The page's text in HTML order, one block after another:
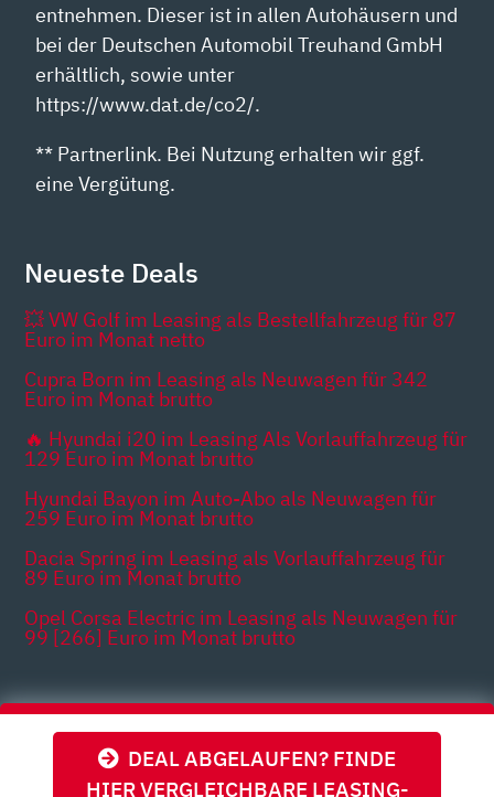
DEAL ABGELAUFEN? FINDE
HIER VERGLEICHBARE LEASING-
entnehmen. Dieser ist in allen Autohäusern und
bei der Deutschen Automobil Treuhand GmbH
erhältlich, sowie unter
https://www.dat.de/co2/.
** Partnerlink. Bei Nutzung erhalten wir ggf.
eine Vergütung.
Neueste Deals
💥 VW Golf im Leasing als Bestellfahrzeug für 87
Euro im Monat netto
Cupra Born im Leasing als Neuwagen für 342
Euro im Monat brutto
🔥 Hyundai i20 im Leasing Als Vorlauffahrzeug für
129 Euro im Monat brutto
Hyundai Bayon im Auto-Abo als Neuwagen für
259 Euro im Monat brutto
Dacia Spring im Leasing als Vorlauffahrzeug für
89 Euro im Monat brutto
Opel Corsa Electric im Leasing als Neuwagen für
99 [266] Euro im Monat brutto